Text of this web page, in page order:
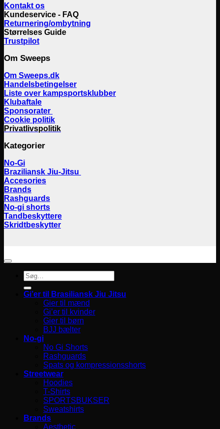
Kontakt os
Kundeservice - FAQ
Returnering/ombytning
Størrelses Guide
Trustpilot
Om Sweeps
Om Sweeps.dk
Handelsbetingelser
Liste over kampsportsklubber
Klubaftale
Sponsorater
Cookie politik
Privatlivspolitik
Kategorier
No-Gi
Braziliansk Jiu-Jitsu
Accesories
Brands
Rashguards
No-gi shorts
Tandbeskyttere
Skridtbeskytter
Søg
efter:
Gi’er til Brasiliansk Jiu Jitsu
Gier til mænd
Gi’er til kvinder
Gier til børn
BJJ bælter
No-gi
No Gi Shorts
Rashguards
Spats og kompressionsshorts
Streetwear
Hoodies
T-Shirts
SPORTSBUKSER
Sweatshirts
Brands
Aesthetic